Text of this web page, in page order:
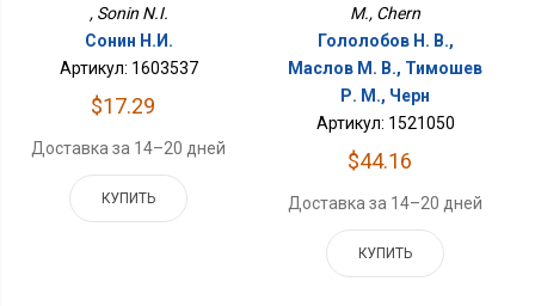
, Sonin N.I.
Сонин Н.И.
Артикул: 1603537
$17.29
Доставка за 14–20 дней
КУПИТЬ
M., Chern
Гололобов Н. В.,
Маслов М. В., Тимошев
Р. М., Черн
Артикул: 1521050
$44.16
Доставка за 14–20 дней
КУПИТЬ